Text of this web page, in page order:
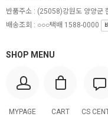
SHOP MENU
MYPAGE CART CS
반품주소 : (25058)강원도 양양군
배송조회 : ○○○택배 1588-0000